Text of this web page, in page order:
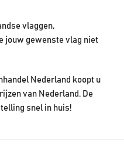
vlaggen,
jouw gewenste vlag niet
Nederland koopt u
van Nederland. De
snel in huis!